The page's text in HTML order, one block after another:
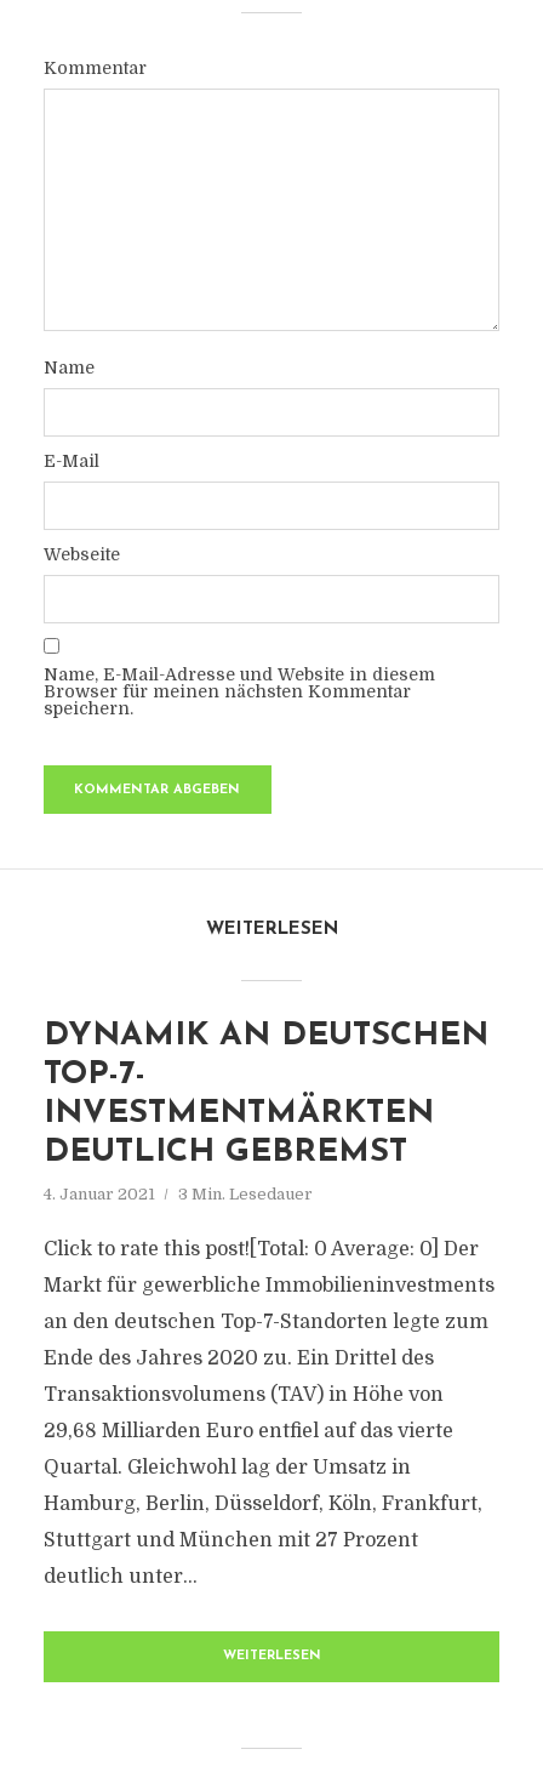
Kommentar
Name
E-Mail
Webseite
Name, E-Mail-Adresse und Website in diesem
Browser für meinen nächsten Kommentar
speichern.
WEITERLESEN
DYNAMIK AN DEUTSCHEN
TOP-7-
INVESTMENTMÄRKTEN
DEUTLICH GEBREMST
4. Januar 2021 3 Min. Lesedauer
Click to rate this post![Total: 0 Average: 0] Der
Markt für gewerbliche Immobilieninvestments
an den deutschen Top-7-Standorten legte zum
Ende des Jahres 2020 zu. Ein Drittel des
Transaktionsvolumens (TAV) in Höhe von
29,68 Milliarden Euro entfiel auf das vierte
Quartal. Gleichwohl lag der Umsatz in
Hamburg, Berlin, Düsseldorf, Köln, Frankfurt,
Stuttgart und München mit 27 Prozent
deutlich unter...
WEITERLESEN